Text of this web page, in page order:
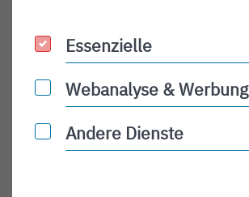
PLN
Status Description:
Checkin:
Codeshare:
Essenzielle
Essenzielle
Webanalyse & Werbung
Webanalyse & Werbung
Andere Dienste
Andere Dienste